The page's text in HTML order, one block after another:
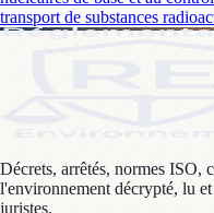
transport de substances
Décrets, arrêtés, normes ISO,
l'environnement décrypté, lu
juristes.